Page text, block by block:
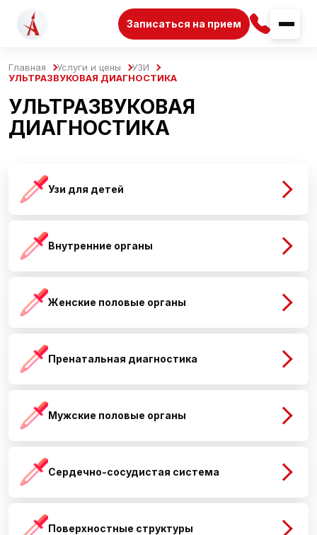
Записаться на прием
Главная Услуги и цены
УЗИ
УЛЬТРАЗВУКОВАЯ ДИАГНОСТИКА
УЛЬТРАЗВУКОВАЯ
ДИАГНОСТИКА
Узи для детей
Внутренние органы
Женские половые органы
Пренатальная диагностика
Мужские половые органы
Сердечно-сосудистая система
Поверхностные структуры